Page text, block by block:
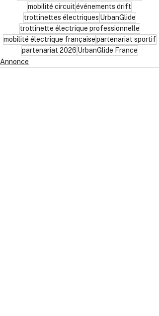
mobilité circuitévénements drift
trottinettes électriques UrbanGlide
trottinette électrique professionnelle
mobilité électrique françaisepartenariat sportif
partenariat 2026 UrbanGlide France
Annonce